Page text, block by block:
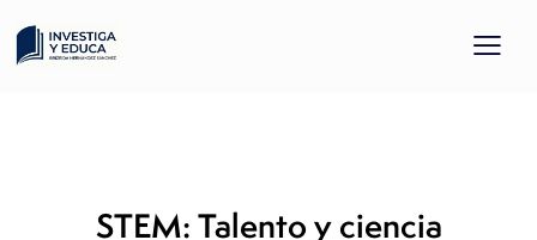
STEM: Talento y ciencia